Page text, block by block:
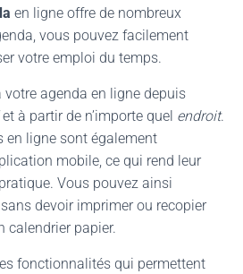
en ligne offre de nombreux
vous pouvez facilement
votre emploi du temps.
agenda en ligne depuis
et à partir de n’importe quel endroit.
en ligne sont également
mobile, ce qui rend leur
Vous pouvez ainsi
devoir imprimer ou recopier
calendrier papier.
fonctionnalités qui permettent